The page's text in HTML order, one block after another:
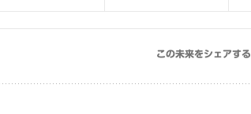
この未来をシェアする